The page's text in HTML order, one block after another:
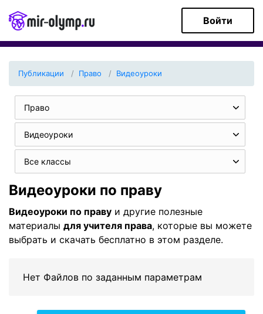
Войти
Публикации Право Видеоуроки
Право
Видеоуроки
Все классы
Видеоуроки по праву
Видеоуроки по праву и другие полезные
материалы для учителя права, которые вы можете
выбрать и скачать бесплатно в этом разделе.
Нет Файлов по заданным параметрам